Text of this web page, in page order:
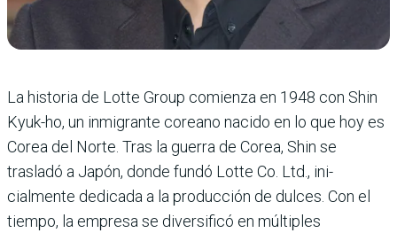
La historia de Lotte Group comienza en 1948 con Shin
Kyuk-ho, un inmigrante coreano nacido en lo que hoy es
Corea del Norte. Tras la guerra de Corea, Shin se
trasladó a Japón, donde fundó Lotte Co. Ltd., ini­
cialmente dedicada a la pro­ducción de dulces. Con el
tiempo, la empresa se diver­sificó en múltiples